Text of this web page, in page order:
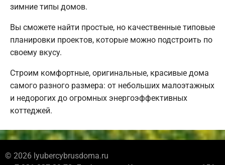
зимние типы домов.
Вы сможете найти простые, но качественные типовые
планировки проектов, которые можно подстроить по
своему вкусу.
Строим комфортные, оригинальные, красивые дома
самого разного размера: от небольших малоэтажных
и недорогих до огромных энергоэффективных
коттеджей.
© 2026 lyubercybrusdoma.ru